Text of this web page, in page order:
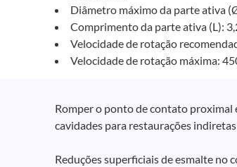
Diâmetro máximo da parte ativa
Comprimento da parte ativa (L):
Velocidade de rotação
Velocidade de rotação máxima:
Romper o ponto de contato proximal
cavidades para restaurações
Reduções superficiais de esmalte no